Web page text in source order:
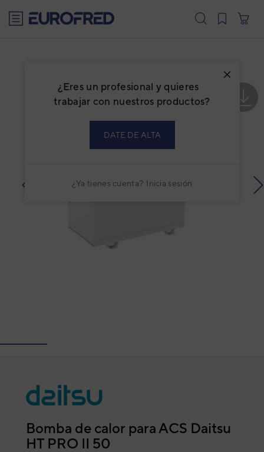
¿Eres un profesional y quieres
trabajar con nuestros productos?
DATE DE ALTA
¿Ya tienes cuenta? Inicia sesión
Bomba de calor para ACS Daitsu
HT PRO II 50